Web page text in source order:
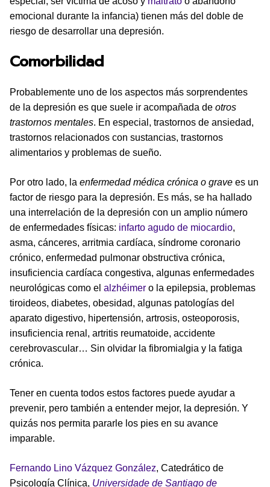
emocional durante la infancia) tienen más del doble de
riesgo de desarrollar una depresión.
Comorbilidad
Probablemente uno de los aspectos más sorprendentes
de la depresión es que suele ir acompañada de otros
trastornos mentales. En especial, trastornos de ansiedad,
trastornos relacionados con sustancias, trastornos
alimentarios y problemas de sueño.
Por otro lado, la enfermedad médica crónica o grave es un
factor de riesgo para la depresión. Es más, se ha hallado
una interrelación de la depresión con un amplio número
de enfermedades físicas: infarto agudo de miocardio,
asma, cánceres, arritmia cardíaca, síndrome coronario
crónico, enfermedad pulmonar obstructiva crónica,
insuficiencia cardíaca congestiva, algunas enfermedades
neurológicas como el alzhéimer o la epilepsia, problemas
tiroideos, diabetes, obesidad, algunas patologías del
aparato digestivo, hipertensión, artrosis, osteoporosis,
insuficiencia renal, artritis reumatoide, accidente
cerebrovascular… Sin olvidar la fibromialgia y la fatiga
crónica.
Tener en cuenta todos estos factores puede ayudar a
prevenir, pero también a entender mejor, la depresión. Y
quizás nos permita pararle los pies en su avance
imparable.
Fernando Lino Vázquez González, Catedrático de
Psicología Clínica, Universidade de Santiago de